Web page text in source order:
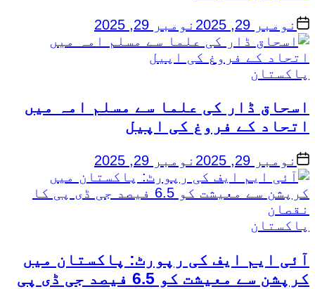
on نومبر 29, 2025 نومبر 29, 2025
Posted
پاکستان
اسحاق ڈار کی علما سے مسلم امہ میں
اتحاد کے فروغ کی اپیل
on نومبر 29, 2025 نومبر 29, 2025
Posted
پاکستان
آئی ایم ایف کی رپورٹ: پاکستان میں
کرپشن سے معیشت کو 6.5 فیصد جی ڈی پی